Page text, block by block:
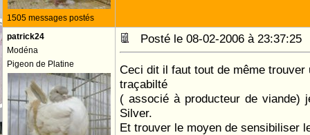
1505 messages postés
patrick24
Modéna
Pigeon de Platine
Posté le 08-02-2006 à
Ceci dit il faut tout de même trouver
traçabilté
( associé à producteur de viande)
Silver.
Et trouver le moyen de sensibiliser